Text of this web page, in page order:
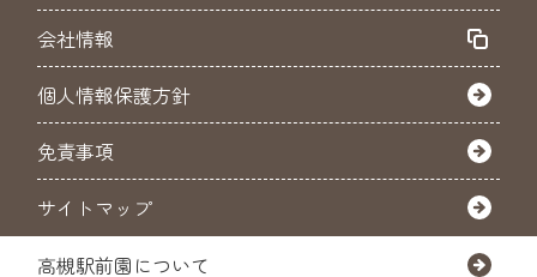
会社情報
個人情報保護方針
免責事項
サイトマップ
高槻駅前園について